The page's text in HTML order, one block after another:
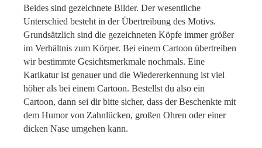
Beides sind gezeichnete Bilder. Der wesentliche
Unterschied besteht in der Übertreibung des Motivs.
Grundsätzlich sind die gezeichneten Köpfe immer größer
im Verhältnis zum Körper. Bei einem Cartoon übertreiben
wir bestimmte Gesichtsmerkmale nochmals. Eine
Karikatur ist genauer und die Wiedererkennung ist viel
höher als bei einem Cartoon. Bestellst du also ein
Cartoon, dann sei dir bitte sicher, dass der Beschenkte mit
dem Humor von Zahnlücken, großen Ohren oder einer
dicken Nase umgehen kann.